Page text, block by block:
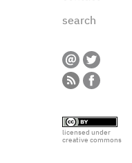
search
licensed under
creative commons